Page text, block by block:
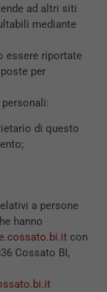
ad altri siti
mediante
essere riportate
per
di questo
a persone
hanno
con
Cossato BI,